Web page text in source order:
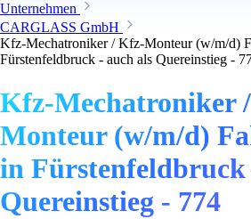
Unternehmen
CARGLASS GmbH
Kfz-Mechatroniker / Kfz-Monteur (w/m/d)
Fürstenfeldbruck - auch als Quereinstieg -
Kfz-Mechatroniker
Monteur (w/m/d)
in Fürstenfeldbruck
Quereinstieg - 774